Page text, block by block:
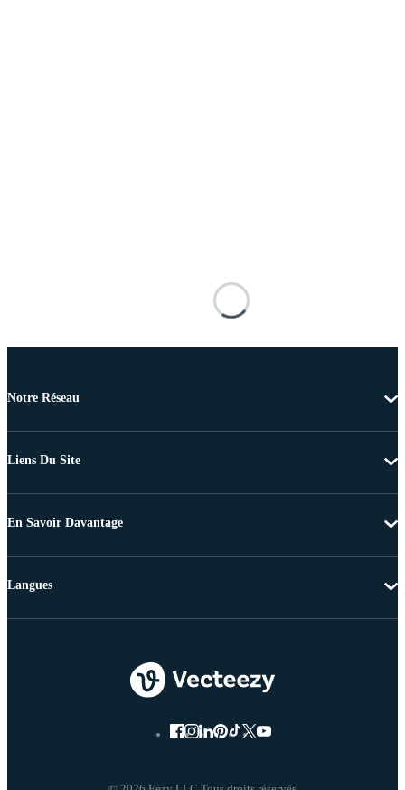
Notre Réseau
Liens Du Site
En Savoir Davantage
Langues